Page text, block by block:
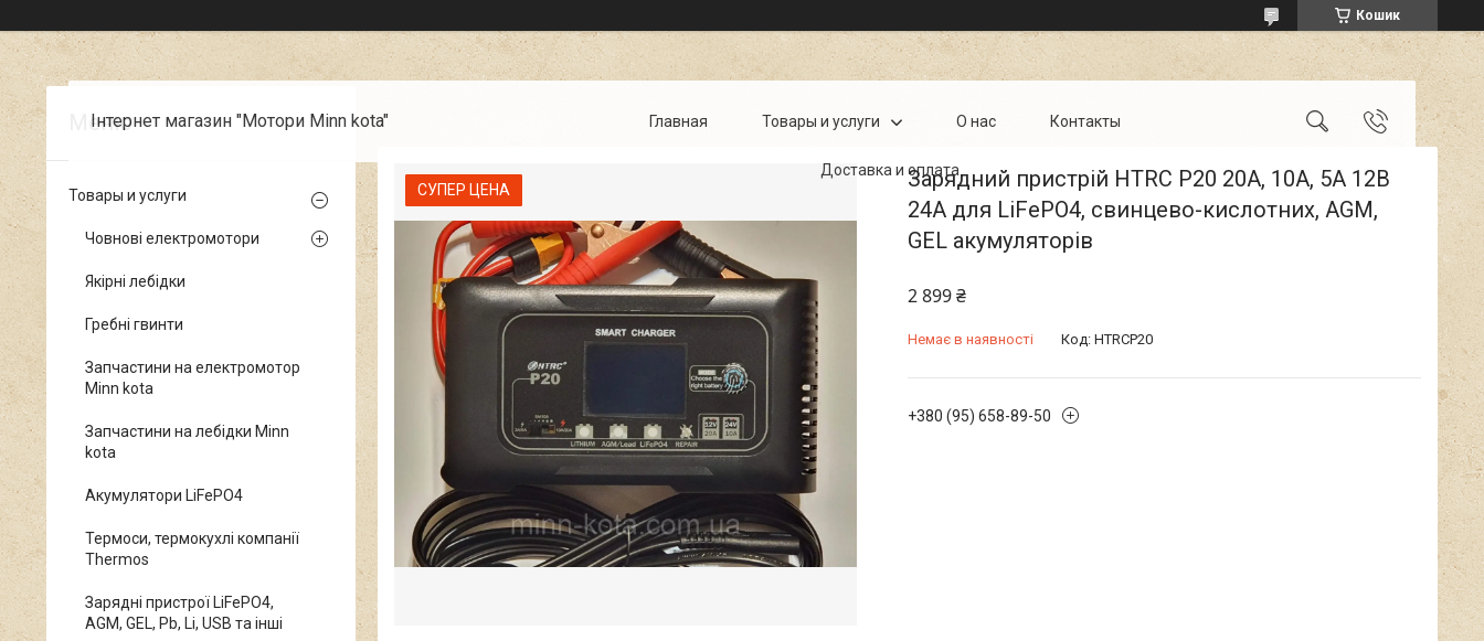
Кошик
Інтернет магазин "Мотори Minn kota" Главная Товары и услуги О нас Контакты
Доставка и оплата
СУПЕР ЦЕНА
Зарядний пристрій HTRC P20 20А, 10А, 5А 12В
24А для LiFePO4, свинцево-кислотних, AGM,
GEL акумуляторів
2 899 ₴
Немає в наявності Код: HTRCP20
+380 (95) 658-89-50
Товары и услуги
Човнові електромотори
Якірні лебідки
Гребні гвинти
Запчастини на електромотор
Minn kota
Запчастини на лебідки Minn
kota
Акумулятори LiFePO4
Термоси, термокухлі компанії
Thermos
Зарядні пристрої LiFePO4,
AGM, GEL, Pb, Li, USB та інші